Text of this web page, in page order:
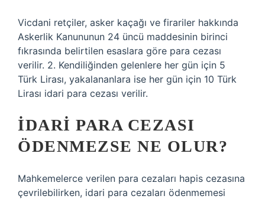
Vicdani retçiler, asker kaçağı ve firariler hakkında
Askerlik Kanununun 24 üncü maddesinin birinci
fıkrasında belirtilen esaslara göre para cezası
verilir. 2. Kendiliğinden gelenlere her gün için 5
Türk Lirası, yakalananlara ise her gün için 10 Türk
Lirası idari para cezası verilir.
İDARI PARA CEZASI
ÖDENMEZSE NE OLUR?
Mahkemelerce verilen para cezaları hapis cezasına
çevrilebilirken, idari para cezaları ödenmemesi